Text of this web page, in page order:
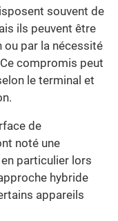
souvent de
ils peuvent être
ou par la nécessité
compromis peut
le terminal et
de
noté une
particulier lors
hybride
appareils